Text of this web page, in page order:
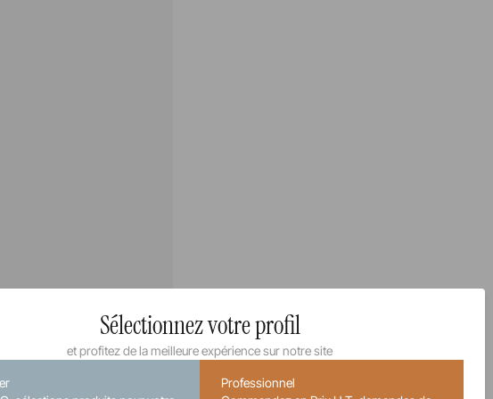
Sélectionnez votre profil
et profitez de la meilleure expérience sur notre site
Professionnel